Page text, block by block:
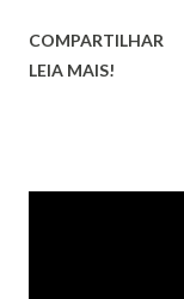
e grão-mestre.
COMPARTILHAR
LEIA MAIS!